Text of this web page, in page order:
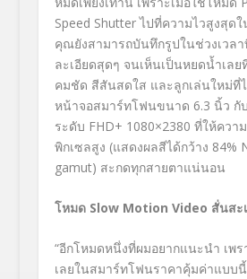
Speed Shutter ไปที่ความไวสูงสุด
คุณยังสามารถบันทึกรูปในช่วงเวล
ละเอียดสุดๆ จนเห็นเป็นหยดน้ำเลย
คมชัด สีสันสดใส และลูกเล่นใหม่ที่
หน้าจอสมาร์ทโฟนขนาด 6.3 นิ้ว กั
ระดับ FHD+ 1080×2380 ที่ให้คว
พิกเซลสูง (แสดงผลสีได้กว้าง 84%
gamut) สะกดทุกสายตาแน่นอน
โหมด Slow Motion Video สั่นสะ
“อีกโหมดหนึ่งที่ผมอยากแนะนำ เพ
เลยในสมาร์ทโฟนราคาคุ้มค่าแบบ